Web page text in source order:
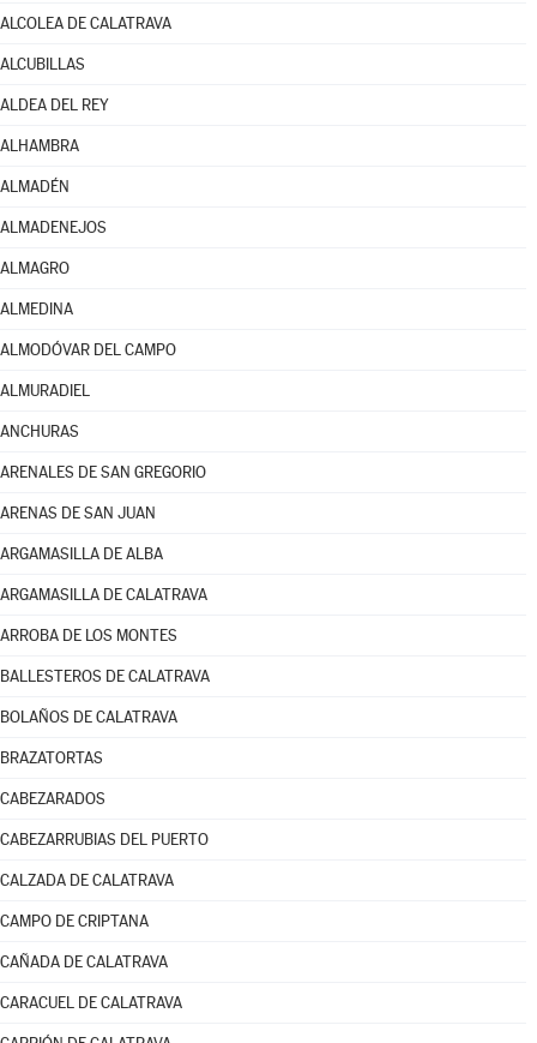
ALCOLEA DE CALATRAVA
ALCUBILLAS
ALDEA DEL REY
ALHAMBRA
ALMADÉN
ALMADENEJOS
ALMAGRO
ALMEDINA
ALMODÓVAR DEL CAMPO
ALMURADIEL
ANCHURAS
ARENALES DE SAN GREGORIO
ARENAS DE SAN JUAN
ARGAMASILLA DE ALBA
ARGAMASILLA DE CALATRAVA
ARROBA DE LOS MONTES
BALLESTEROS DE CALATRAVA
BOLAÑOS DE CALATRAVA
BRAZATORTAS
CABEZARADOS
CABEZARRUBIAS DEL PUERTO
CALZADA DE CALATRAVA
CAMPO DE CRIPTANA
CAÑADA DE CALATRAVA
CARACUEL DE CALATRAVA